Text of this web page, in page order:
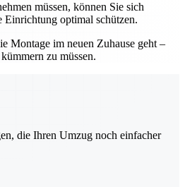
müssen, können Sie sich
Einrichtung optimal schützen.
Montage im neuen Zuhause geht –
zu müssen.
die Ihren Umzug noch einfacher